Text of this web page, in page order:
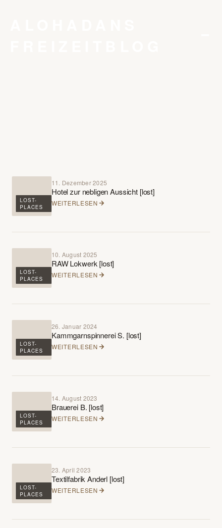
LOST-
PLACES
11. Dezember 2025
Hotel zur nebligen Aussicht [lost]
WEITERLESEN
LOST-
PLACES
10. August 2025
RAW Lokwerk [lost]
WEITERLESEN
LOST-
PLACES
26. Januar 2024
Kammgarnspinnerei S. [lost]
WEITERLESEN
LOST-
PLACES
14. August 2023
Brauerei B. [lost]
WEITERLESEN
LOST-
PLACES
23. April 2023
Textilfabrik Anderl [lost]
WEITERLESEN